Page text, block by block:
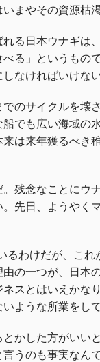
まやその資源枯
る日本ウナギ
る」というも
なければいけない
のサイクルを壊
でも広い海域の
は来年獲るべ
残念なことに
先日、ようや
わけだが、こ
の一つが、日
スとはいえか
ような所業をし
かした方がい
うのも事実なんで